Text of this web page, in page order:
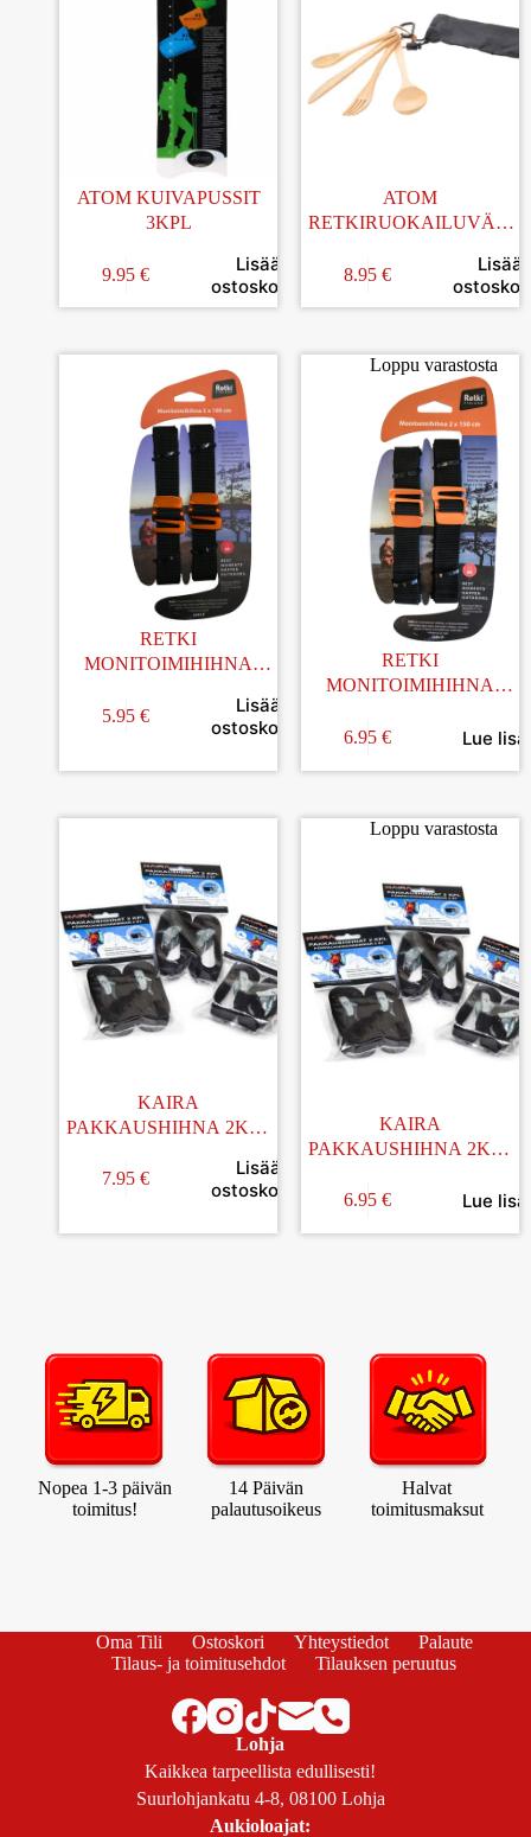
ATOM KUIVAPUSSIT
3KPL
9.95 €
Lisää
ostoskoriin
ATOM
RETKIRUOKAILUVÄLI
8.95 €
Lisää
RETKI
MONITOIMIHIHNA
5.95 €
Lisää
ostoskoriin
Loppu varastosta
RETKI
MONITOIMIHIHNA
6.95 € Lue
KAIRA
PAKKAUSHIHNA 2KPL
7.95 €
Lisää
ostoskoriin
Loppu varastosta
KAIRA
PAKKAUSHIHNA 2KPL
6.95 € Lue
Nopea 1-3 päivän
toimitus!
14 Päivän
palautusoikeus
Halvat
toimitusmaksut
Oma Tili Ostoskori Yhteystiedot
Palaute
Tilaus- ja toimitusehdot
Tilauksen peruutus
Lohja
Kaikkea tarpeellista edullisesti!
Suurlohjankatu 4-8, 08100 Lohja
Aukioloajat: